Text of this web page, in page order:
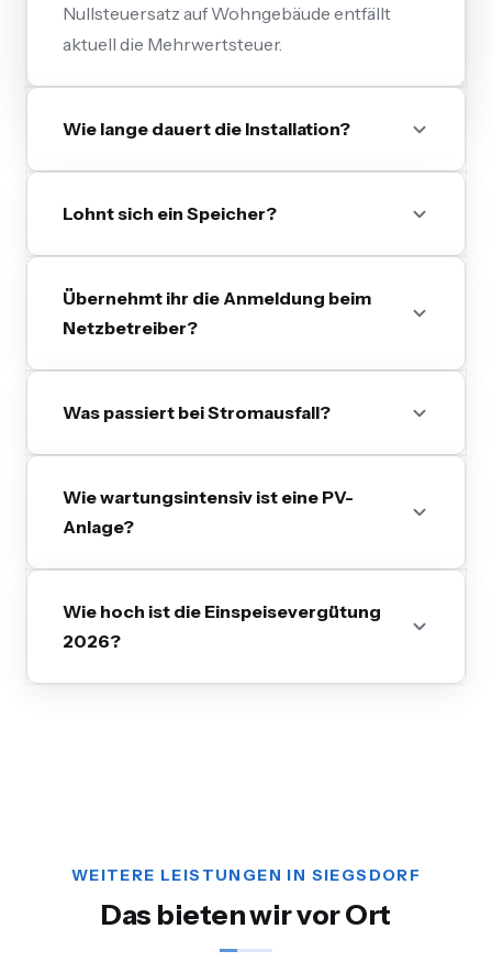
Nullsteuersatz auf Wohngebäude entfällt
aktuell die Mehrwertsteuer.
Wie lange dauert die Installation?
Lohnt sich ein Speicher?
Übernehmt ihr die Anmeldung beim
Netzbetreiber?
Was passiert bei Stromausfall?
Wie wartungsintensiv ist eine PV-
Anlage?
Wie hoch ist die Einspeisevergütung
2026?
WEITERE LEISTUNGEN IN SIEGSDORF
Das bieten wir vor Ort